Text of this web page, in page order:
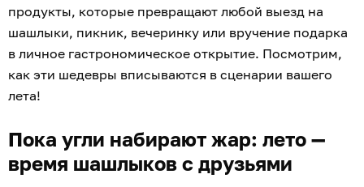
продукты, которые превращают любой выезд на
шашлыки, пикник, вечеринку или вручение подарка
в личное гастрономическое открытие. Посмотрим,
как эти шедевры вписываются в сценарии вашего
лета!
Пока угли набирают жар: лето —
время шашлыков с друзьями